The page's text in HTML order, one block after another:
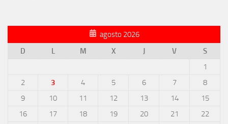
agosto 2026
D
L M X J V
S
1
2
3 4 5 6 7
8
9
10 11 12 13 14
15
16
17 18 19 20 21
22